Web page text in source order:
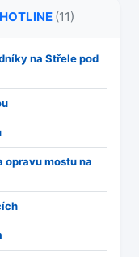
HOTLINE (11)
na Střele pod
opravu mostu na